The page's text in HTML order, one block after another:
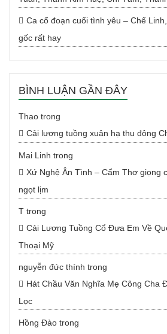
Ca cổ đoạn cuối tình yêu – Chế
gốc rất hay
BÌNH LUẬN GẦN ĐÂY
Thao trong
Cải lương tuồng xuân hạ thu đông
Mai Linh trong
Xứ Nghệ Ân Tình – Cẩm Thơ giọng
ngọt lịm
T trong
Cải Lương Tuồng Cổ Đưa Em Về
Thoại Mỹ
nguyễn đức thính trong
Hát Chầu Văn Nghĩa Mẹ Công Cha
Lọc
Hồng Đào trong